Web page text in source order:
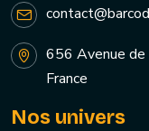
656 Avenue
France
Nos univers